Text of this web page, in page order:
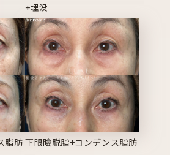
+埋没
脂肪 下眼瞼脱脂+コンデンス脂肪